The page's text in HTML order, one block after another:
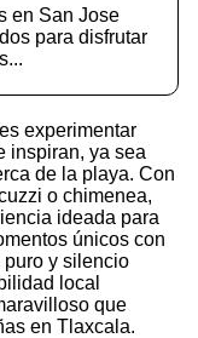
en San Jose
para disfrutar
experimentar
inspiran, ya sea
de la playa. Con
o chimenea,
ideada para
únicos con
y silencio
local
que
en Tlaxcala.